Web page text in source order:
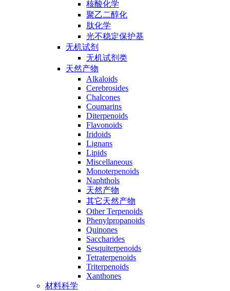
核酸化学
聚乙二醇化
肽化学
光不稳定保护基
无机试剂
无机试剂类
天然产物
Alkaloids
Cerebrosides
Chalcones
Coumarins
Diterpenoids
Flavonoids
Iridoids
Lignans
Lipids
Miscellaneous
Monoterpenoids
Naphthols
天然产物
其它天然产物
Other Terpenoids
Phenylpropanoids
Quinones
Saccharides
Sesquiterpenoids
Tetraterpenoids
Triterpenoids
Xanthones
材料科学